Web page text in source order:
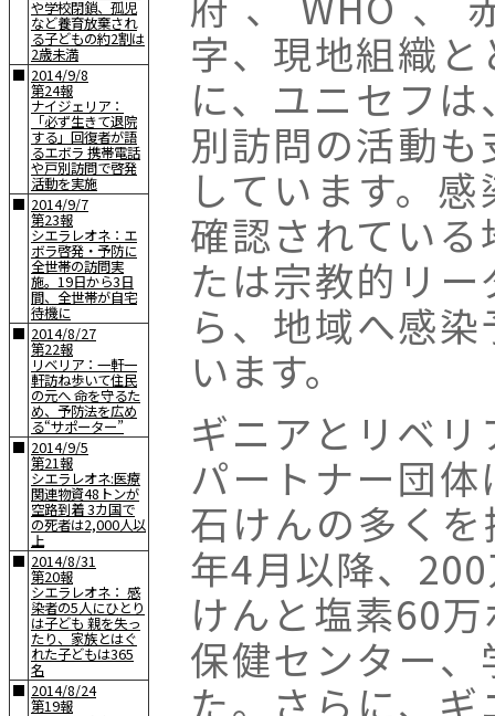
や学校閉鎖、孤児
など養育放棄され
る子どもの約2割は
2歳未満
■ 2014/9/8
第24報
ナイジェリア：
「必ず生きて退院
する」回復者が語
るエボラ 携帯電話
や戸別訪問で啓発
活動を実施
■ 2014/9/7
第23報
シエラレオネ：エ
ボラ啓発・予防に
全世帯の訪問実
施。19日から3日
間、全世帯が自宅
待機に
■ 2014/8/27
第22報
リベリア：一軒一
軒訪ね歩いて住民
の元へ 命を守るた
め、予防法を広め
る“サポーター”
■ 2014/9/5
第21報
シエラレオネ:医療
関連物資48トンが
空路到着 3カ国で
の死者は2,000人以
上
■ 2014/8/31
第20報
シエラレオネ： 感
染者の5人にひとり
は子ども 親を失っ
たり、家族とはぐ
れた子どもは365
名
■ 2014/8/24
第19報
字、現地組織と
に、ユニセフは
別訪問の活動も
しています。感
確認されてい
たは宗教的リ
ら、地域へ感
います。
ギニアとリベ
パートナー団
石けんの多く
年4月以降、
けんと塩素60
保健センター
た。さらに、